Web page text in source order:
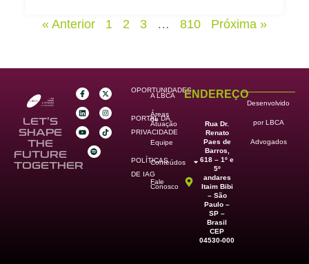
« Anterior 1 2 3 … 810 Próxima »
LET’S
SHAPE
THE
FUTURE
TOGETHER
OPORTUNIDADES
PORTAL DA
PRIVACIDADE
POLÍTICAS
DE IAG
A LBCA
Áreas
de
Atuação
Equipe
Conteúdos
Fale
Conosco
ENDEREÇO
Rua Dr.
Renato
Paes de
Barros,
618 – 1º e
5º
andares
Itaim Bibi
– São
Paulo –
SP –
Brasil
CEP
04530-000
Desenvolvido
por LBCA
Advogados